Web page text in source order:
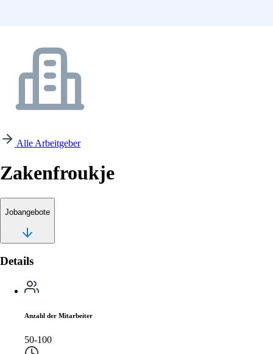
Alle Arbeitgeber
Zakenfroukje
Jobangebote
Details
Anzahl der Mitarbeiter
50-100